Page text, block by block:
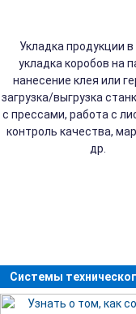
Укладка продукции в
укладка коробов на
нанесение клея или
загрузка/выгрузка
с прессами, работа с
контроль качества,
др.
Системы